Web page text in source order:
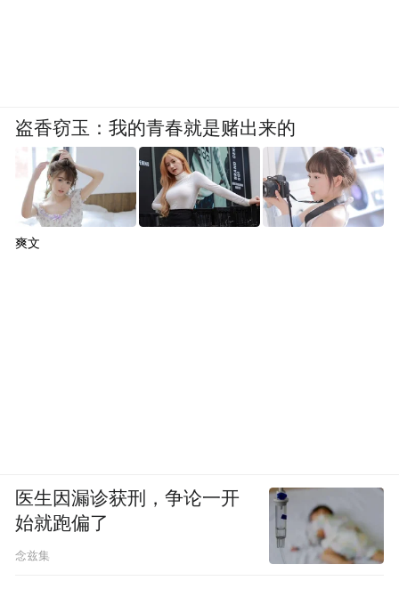
盗香窃玉：我的青春就是赌出来的
爽文
医生因漏诊获刑，争论一开
始就跑偏了
念兹集